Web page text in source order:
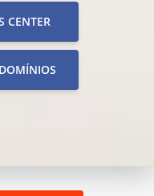
CENTER